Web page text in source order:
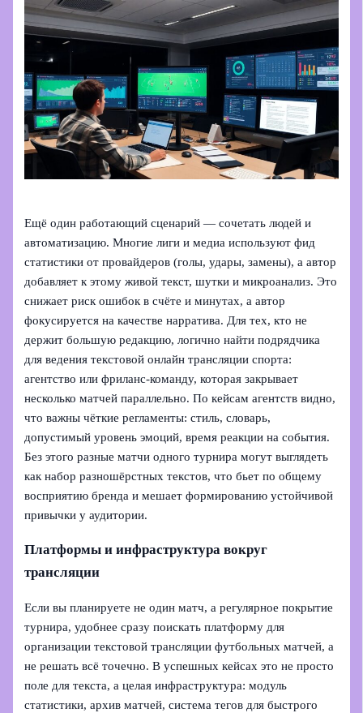
Ещё один работающий сценарий — сочетать людей и
автоматизацию. Многие лиги и медиа используют фид
статистики от провайдеров (голы, удары, замены), а автор
добавляет к этому живой текст, шутки и микрoанализ. Это
снижает риск ошибок в счёте и минутах, а автор
фокусируется на качестве нарратива. Для тех, кто не
держит большую редакцию, логично найти подрядчика
для ведения текстовой онлайн трансляции спорта:
агентство или фриланс‑команду, которая закрывает
несколько матчей параллельно. По кейсам агентств видно,
что важны чёткие регламенты: стиль, словарь,
допустимый уровень эмоций, время реакции на события.
Без этого разные матчи одного турнира могут выглядеть
как набор разношёрстных текстов, что бьет по общему
восприятию бренда и мешает формированию устойчивой
привычки у аудитории.
Платформы и инфраструктура вокруг
трансляции
Если вы планируете не один матч, а регулярное покрытие
турнира, удобнее сразу поискать платформу для
организации текстовой трансляции футбольных матчей, а
не решать всё точечно. В успешных кейсах это не просто
поле для текста, а целая инфраструктура: модуль
статистики, архив матчей, система тегов для быстрого